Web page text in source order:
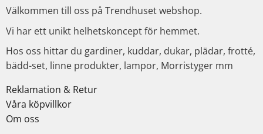
Välkommen till oss på Trendhuset webshop.
Vi har ett unikt helhetskoncept för hemmet.
Hos oss hittar du gardiner, kuddar, dukar, plädar, frotté,
bädd-set, linne produkter, lampor, Morristyger mm
Reklamation & Retur
Våra köpvillkor
Om oss